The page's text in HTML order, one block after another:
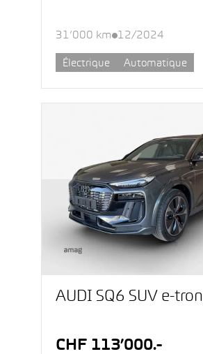
31’000 km 12/2024
Électrique Automatique
AUDI SQ6 SUV e-tron
CHF 113’000.-